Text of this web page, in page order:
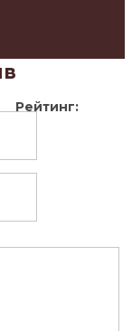
Рейтинг: